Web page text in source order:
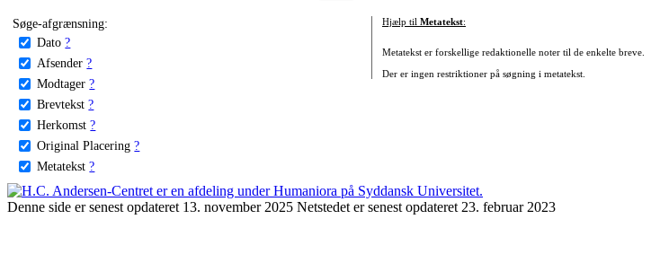
Søge-afgrænsning:
Dato ?
Afsender ?
Modtager ?
Brevtekst ?
Herkomst ?
Original Placering ?
Metatekst ?
Hjælp til Metatekst:
Metatekst er forskellige redaktionelle noter til de enkelte breve.
Der er ingen restriktioner på søgning i metatekst.
Denne side er senest opdateret 13. november 2025 Netstedet er senest opdateret 23. februar 2023